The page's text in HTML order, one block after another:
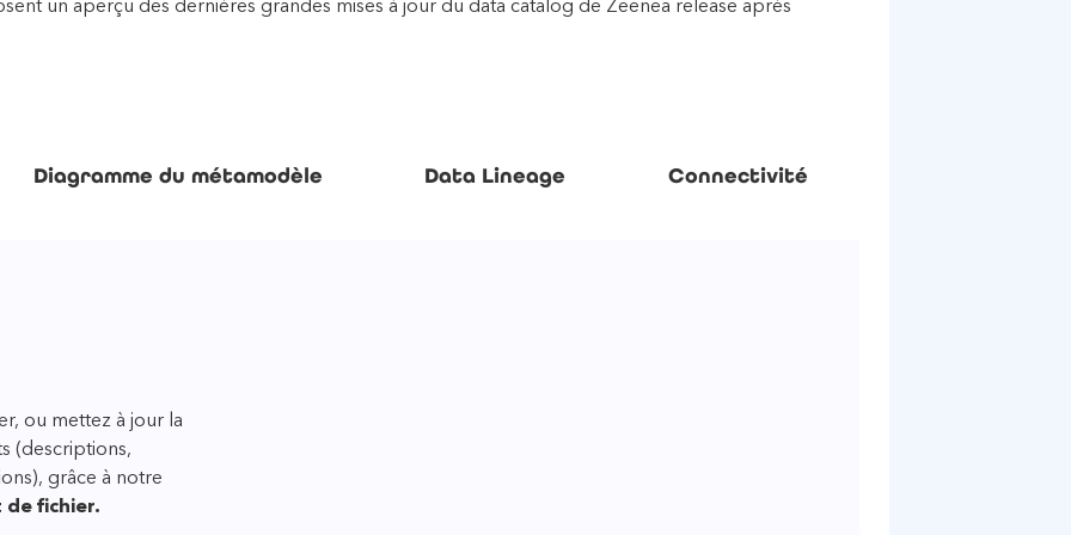
un aperçu des dernières grandes mises à jour du data catalog de Zeenea release après
Diagramme du métamodèle Data Lineage Connectivité
ou mettez à jour la
(descriptions,
grâce à notre
de fichier.
plus facile de
votre
l’aide de notre
de data
nouveau
visualiser dans le
réalisées sur vos